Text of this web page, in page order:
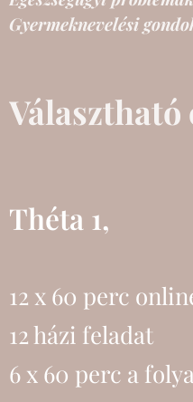
Gyermeknevelési
Választható
Théta 1,
12 x 60 perc
12 házi feladat
6 x 60 perc a